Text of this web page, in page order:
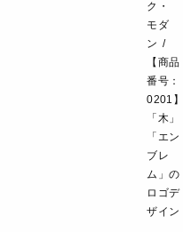
ク・
モダ
ン
【商品
番号：
0201】
「木」
「エン
ブレ
ム」の
ロゴデ
ザイン